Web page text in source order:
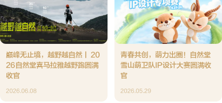
巅峰无止境，越野越自然丨 20
26自然堂喜马拉雅越野跑圆满
收官
2026.06.08
青春共创，萌力出圈！自然堂
雪山萌卫队IP设计大赛圆满收
官
2026.05.29